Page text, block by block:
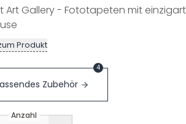
Art Gallery - Fototapeten mit
Produkt
Zubehör
4
Anzahl